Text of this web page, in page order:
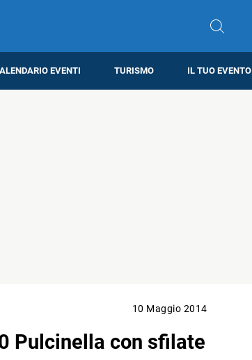
EVENTI TURISMO IL TUO EVENTO
10 Maggio 2014
Pulcinella con sfilate